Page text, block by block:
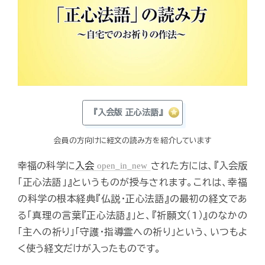
『入会版 正心法語』
会員の方向けに経文の読み方を紹介しています
幸福の科学に 入会open_in_new された方には、『入会版
「正心法語」』というものが授与されます。これは、幸福
の科学の根本経典『仏説・正心法語』の最初の経文であ
る「真理の言葉『正心法語』」と、『祈願文（1）』のなかの
「主への祈り」「守護・指導霊への祈り」という、いつもよ
く使う経文だけが入ったものです。